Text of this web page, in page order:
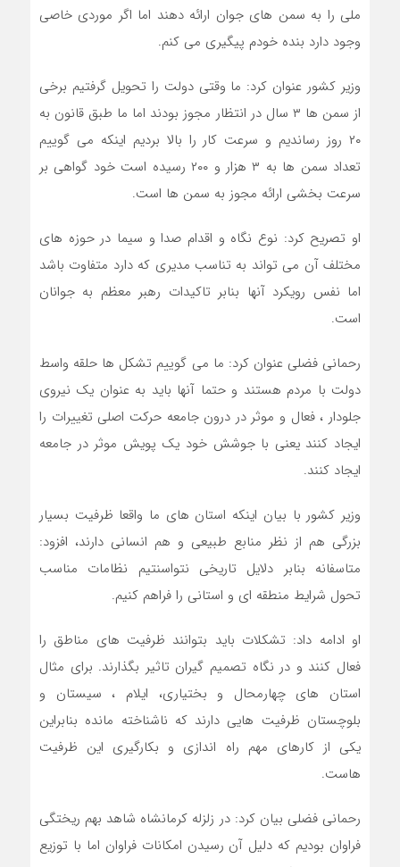
ملی را به سمن های جوان ارائه دهند اما اگر موردی خاصی
وجود دارد بنده خودم پیگیری می کنم.
وزیر کشور عنوان کرد: ما وقتی دولت را تحویل گرفتیم برخی
از سمن ها ۳ سال در انتظار مجوز بودند اما ما طبق قانون به
۲۰ روز رساندیم و سرعت کار را بالا بردیم اینکه می گوییم
تعداد سمن ها به ۳ هزار و ۲۰۰ رسیده است خود گواهی بر
سرعت بخشی ارائه مجوز به سمن ها است.
او تصریح کرد: نوع نگاه و اقدام صدا و سیما در حوزه های
مختلف آن می تواند به تناسب مدیری که دارد متفاوت باشد
اما نفس رویکرد آنها بنابر تاکیدات رهبر معظم به جوانان
است.
رحمانی فضلی عنوان کرد: ما می گوییم تشکل ها حلقه واسط
دولت با مردم هستند و حتما آنها باید به عنوان یک نیروی
جلودار ، فعال و موثر در درون جامعه حرکت اصلی تغییرات را
ایجاد کنند یعنی با جوشش خود یک پویش موثر در جامعه
ایجاد کنند.
وزیر کشور با بیان اینکه استان های ما واقعا ظرفیت بسیار
بزرگی هم از نظر منابع طبیعی و هم انسانی دارند، افزود:
متاسفانه بنابر دلایل تاریخی نتواسنتیم نظامات مناسب
تحول شرایط منطقه ای و استانی را فراهم کنیم.
او ادامه داد: تشکلات باید بتوانند ظرفیت های مناطق را
فعال کنند و در نگاه تصمیم گیران تاثیر بگذارند. برای مثال
استان های چهارمحال و بختیاری، ایلام ، سیستان و
بلوچستان ظرفیت هایی دارند که ناشناخته مانده بنابراین
یکی از کارهای مهم راه اندازی و بکارگیری این ظرفیت
هاست.
رحمانی فضلی بیان کرد: در زلزله کرمانشاه شاهد بهم ریختگی
فراوان بودیم که دلیل آن رسیدن امکانات فراوان اما با توزیع